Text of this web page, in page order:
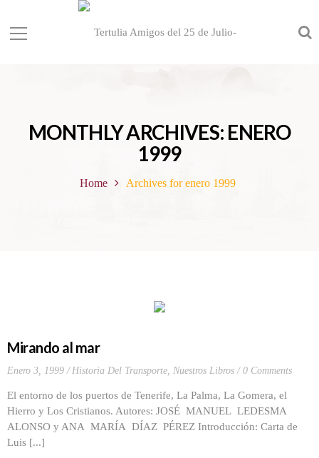
MONTHLY ARCHIVES: ENERO
1999
Home Archives for enero 1999
Mirando al mar
Enero 3, 1999 Historia Del Transporte, Nuestros Libros 0 Comments
El entorno de los puertos de Tenerife, La Palma, La Gomera, el
Hierro y Los Cristianos. Autores: JOSÉ MANUEL LEDESMA
ALONSO y ANA MARÍA DÍAZ PÉREZ Introducción: Carta de
Luis [...]